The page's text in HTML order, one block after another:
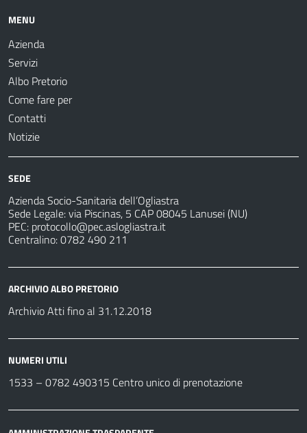
MENU
Azienda
Servizi
Albo Pretorio
Come fare per
Contatti
Notizie
SEDE
Azienda Socio-Sanitaria dell’Ogliastra
Sede Legale: via Piscinas, 5 CAP 08045 Lanusei (NU)
PEC: protocollo@pec.aslogliastra.it
Centralino: 0782 490 211
ARCHIVIO ALBO PRETORIO
Archivio Atti fino al 31.12.2018
NUMERI UTILI
1533 – 0782 490315 Centro unico di prenotazione